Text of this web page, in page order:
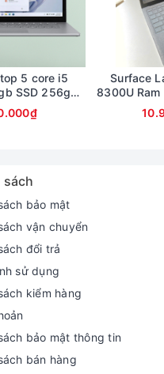
loa kép Dolby Audio
12.4 inch, độ phân giải
có độ phủ màu cực
5 core i5
SSD 256gb
2.5K
Surface
8300U Ram
màn
sách
bảo mật
vận chuyển
đổi trả
sử dụng
kiểm hàng
bảo mật thông tin
bán hàng